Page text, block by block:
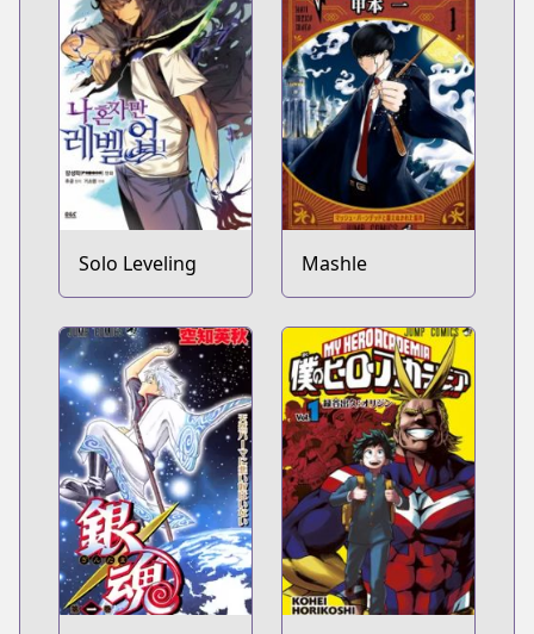
Solo Leveling Mashle